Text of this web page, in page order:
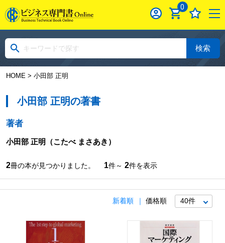
0
検索
HOME> 小田部 正明
小田部 正明の著書
著者
小田部 正明 （こたべ まさあき）
2冊の本が見つかりました。 1件～ 2件を表示
新着順 価格順